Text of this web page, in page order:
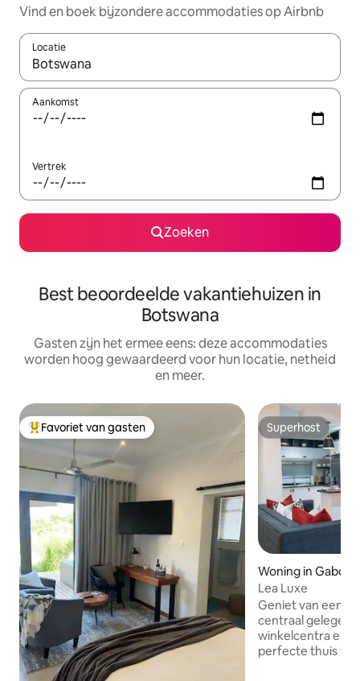
Vind en boek bijzondere accommodaties op Airbnb
Locatie
Wanneer er suggesties beschikbaar zijn, maak je een keuze
Aankomst
Vertrek
Zoeken
Best beoordeelde vakantiehuizen in
Botswana
Gasten zijn het ermee eens: deze accommodaties
worden hoog gewaardeerd voor hun locatie, netheid
en meer.
Topfavoriet van gasten
Favoriet van gasten Superhost
Superhost
Woning in
Lea Luxe
Geniet van een
centraal gelegen
winkelcentra en Airpot.
perfecte thuis